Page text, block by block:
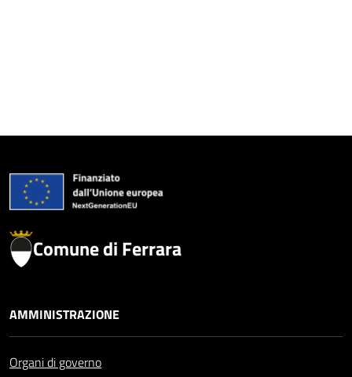
Comune di Ferrara
AMMINISTRAZIONE
Organi di governo